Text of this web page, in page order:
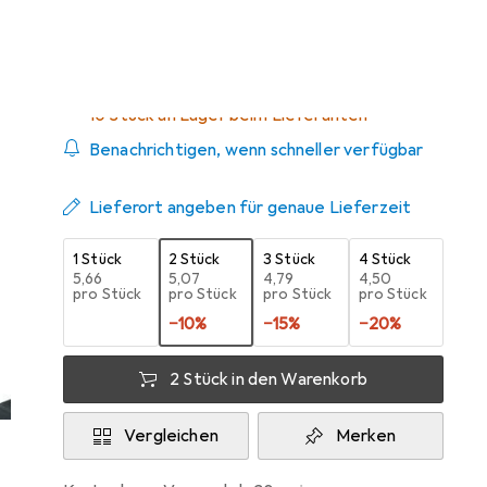
10 Stück an Lager beim Lieferanten
Benachrichtigen, wenn schneller verfügbar
Lieferort angeben für genaue Lieferzeit
1 Stück
EUR
5,66
pro Stück
2 Stück
EUR
5,07
pro Stück
−10%
3 Stück
EUR
4,79
pro Stück
−15%
4 Stück
EUR
4,50
pro Stück
−20%
2 Stück in den Warenkorb
Vergleichen Merken